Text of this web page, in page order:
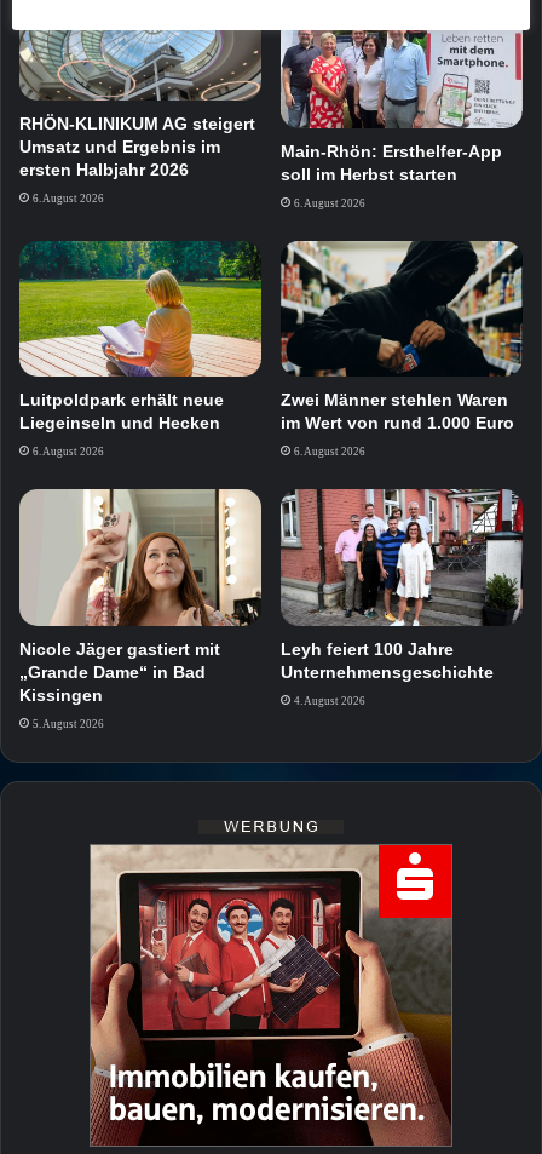
RHÖN-KLINIKUM AG steigert
Umsatz und Ergebnis im
ersten Halbjahr 2026
6. August 2026
Main-Rhön: Ersthelfer-App
soll im Herbst starten
6. August 2026
Luitpoldpark erhält neue
Liegeinseln und Hecken
6. August 2026
Zwei Männer stehlen Waren
im Wert von rund 1.000 Euro
6. August 2026
Nicole Jäger gastiert mit
„Grande Dame“ in Bad
Kissingen
5. August 2026
Leyh feiert 100 Jahre
Unternehmensgeschichte
4. August 2026